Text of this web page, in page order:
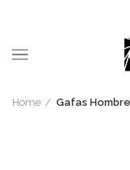
Home Gafas Hombre